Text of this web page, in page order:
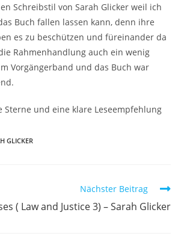
Schreibstil von Sarah Glicker weil ich
Buch fallen lassen kann, denn ihre
es zu beschützen und füreinander da
Rahmenhandlung auch ein wenig
Vorgängerband und das Buch war
Sterne und eine klare Leseempfehlung
GLICKER
Nächster Beitrag
( Law and Justice 3) – Sarah Glicker